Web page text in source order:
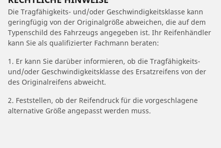
Die Tragfähigkeits- und/oder Geschwindigkeitsklasse kann
geringfügig von der Originalgröße abweichen, die auf dem
Typenschild des Fahrzeugs angegeben ist. Ihr Reifenhändler
kann Sie als qualifizierter Fachmann beraten:
1. Er kann Sie darüber informieren, ob die Tragfähigkeits-
und/oder Geschwindigkeitsklasse des Ersatzreifens von der
des Originalreifens abweicht.
2. Feststellen, ob der Reifendruck für die vorgeschlagene
alternative Größe angepasst werden muss.